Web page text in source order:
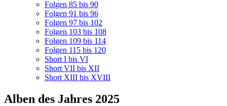
Folgen 85 bis 90
Folgen 91 bis 96
Folgen 97 bis 102
Folgen 103 bis 108
Folgen 109 bis 114
Folgen 115 bis 120
Short I bis VI
Short VII bis XII
Short XIII bis XVIII
Alben des Jahres 2025